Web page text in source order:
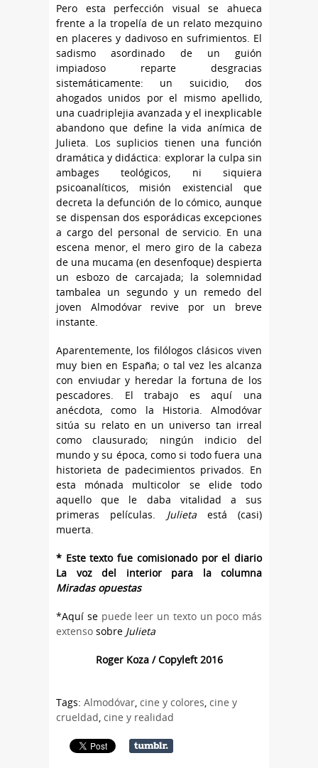
Pero esta perfección visual se ahueca
frente a la tropelía de un relato mezquino
en placeres y dadivoso en sufrimientos. El
sadismo asordinado de un guión
impiadoso reparte desgracias
sistemáticamente: un suicidio, dos
ahogados unidos por el mismo apellido,
una cuadriplejia avanzada y el inexplicable
abandono que define la vida anímica de
Julieta. Los suplicios tienen una función
dramática y didáctica: explorar la culpa sin
ambages teológicos, ni siquiera
psicoanalíticos, misión existencial que
decreta la defunción de lo cómico, aunque
se dispensan dos esporádicas excepciones
a cargo del personal de servicio. En una
escena menor, el mero giro de la cabeza
de una mucama (en desenfoque) despierta
un esbozo de carcajada; la solemnidad
tambalea un segundo y un remedo del
joven Almodóvar revive por un breve
instante.
Aparentemente, los filólogos clásicos viven
muy bien en España; o tal vez les alcanza
con enviudar y heredar la fortuna de los
pescadores. El trabajo es aquí una
anécdota, como la Historia. Almodóvar
sitúa su relato en un universo tan irreal
como clausurado; ningún indicio del
mundo y su época, como si todo fuera una
historieta de padecimientos privados. En
esta mónada multicolor se elide todo
aquello que le daba vitalidad a sus
primeras películas. Julietaestá (casi)
muerta.
* Este texto fue comisionado por el diario
La voz del interior para la columna
Miradas opuestas
*Aquí se puede leer un texto un poco más
extenso sobre Julieta
Roger Koza / Copyleft 2016
Tags: Almodóvar, cine y colores, cine y
crueldad, cine y realidad